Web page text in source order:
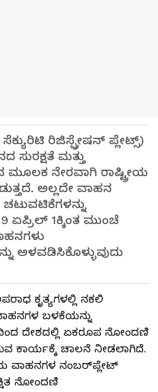
ರಿಜಿಸ್ಪ್ರೇಷನ್‌ ಪ್ಲೇಟ್ಸ್‌)
ಮತ್ತು
ಮೂಲಕ ನೇರವಾಗಿ ರಾಷ್ಟ್ರೀಯ
ಅಲ್ಲದೇ ವಾಹನ
ಏಪ್ರಿಲ್‌ 1ಕ್ಕಿಂತ ಮುಂಚೆ
ಅಳವಡಿಸಿಕೊಳ್ಳುವುದು
ಕೃತ್ಯಗಳಲ್ಲಿ ನಕಲಿ
ಬಳಕೆಯನ್ನು
ದೇಶದಲ್ಲಿ ಏಕರೂಪ ನೋಂದಣಿ
ಕಾರ್ಯಕ್ಕೆ ಚಾಲನೆ ನೀಡಲಾಗಿದೆ.
ವಾಹನಗಳ ನಂಬರ್‌ಪ್ಲೇಟ್‌
ನೋಂದಣಿ